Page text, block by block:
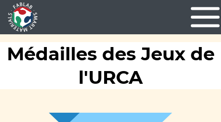
Médailles des Jeux de
l'URCA